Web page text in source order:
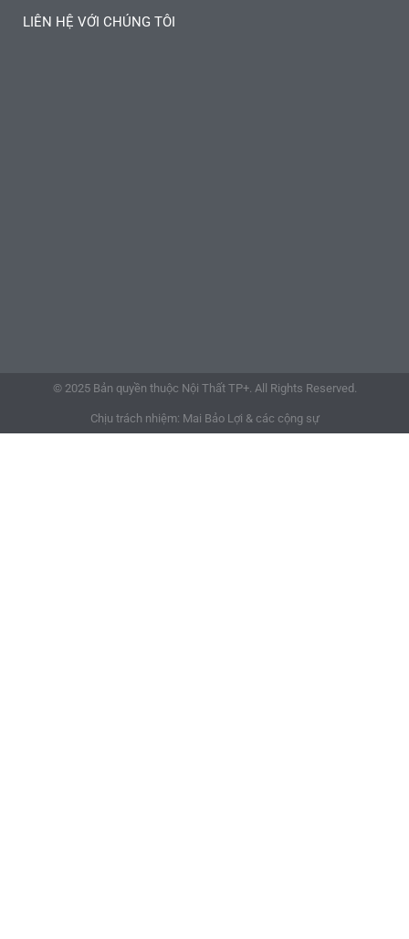
LIÊN HỆ VỚI CHÚNG TÔI
© 2025 Bản quyền thuộc Nội Thất TP+. All Rights Reserved.
Chịu trách nhiệm: Mai Bảo Lợi & các cộng sự